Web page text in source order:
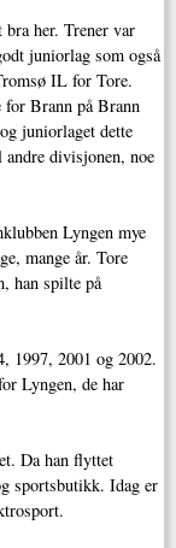
her. Trener var
juniorlag som også
IL for Tore.
for Brann på Brann
juniorlaget dette
divisjonen, noe
Lyngen mye
mange år. Tore
han spilte på
1997, 2001 og 2002.
Lyngen, de har
Da han flyttet
sportsbutikk. Idag er